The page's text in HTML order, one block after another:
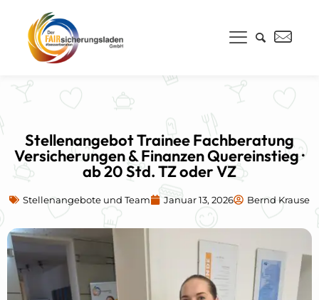
Stellenangebot Trainee Fachberatung
Versicherungen & Finanzen Quereinstieg ·
ab 20 Std. TZ oder VZ
Stellenangebote und Team Januar 13, 2026 Bernd Krause